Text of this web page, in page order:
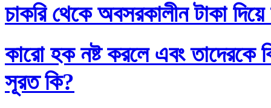
চাকরি থেকে অবসরকালীন টাকা
কারো হক নষ্ট করলে এবং তাদেরকে
সূরত কি?